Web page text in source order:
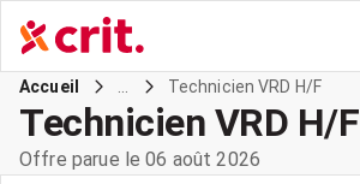
Accueil Technicien VRD H/F
Technicien VRD H/F
Offre parue le 06 août 2026